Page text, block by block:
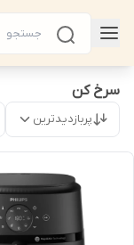
سرخ کن
پربازدیدترین